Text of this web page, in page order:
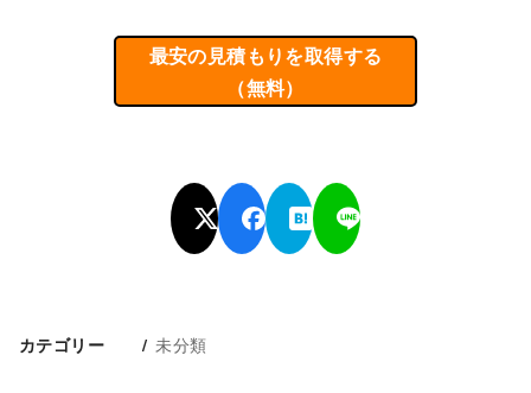
最安の見積もりを取得する
（無料）
カテゴリー 未分類